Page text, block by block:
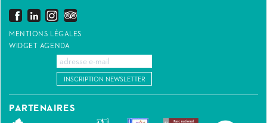
MENTIONS LÉGALES
WIDGET AGENDA
INSCRIPTION NEWSLETTER
PARTENAIRES